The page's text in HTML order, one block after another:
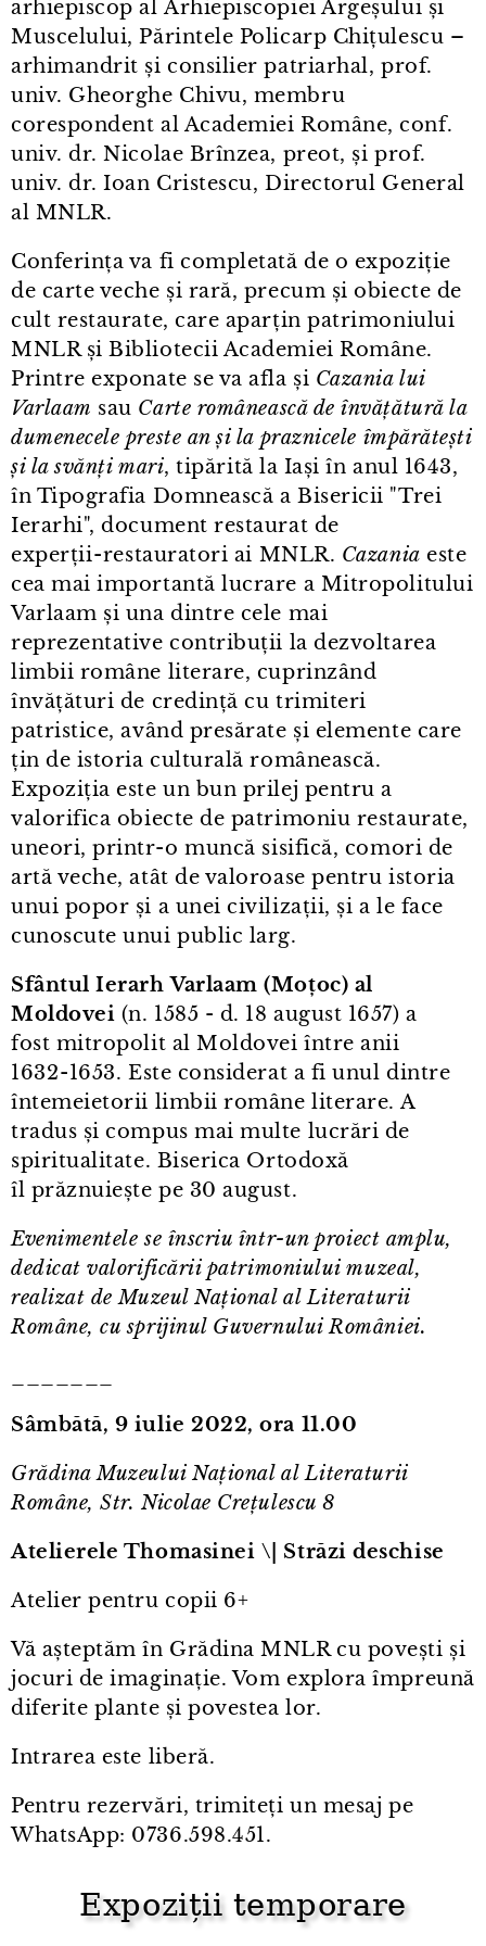
arhiepiscop al Arhiepiscopiei Argeșului și
Muscelului, Părintele Policarp Chițulescu –
arhimandrit și consilier patriarhal, prof.
univ. Gheorghe Chivu, membru
corespondent al Academiei Române, conf.
univ. dr. Nicolae Brînzea, preot, și prof.
univ. dr. Ioan Cristescu, Directorul General
al MNLR.
Conferința va fi completată de o expoziție
de carte veche și rară, precum și obiecte de
cult restaurate, care aparțin patrimoniului
MNLR și Bibliotecii Academiei Române.
Printre exponate se va afla și Cazania lui
Varlaam sau Carte românească de învățătură la
dumenecele preste an și la praznicele împărătești
și la svănți mari, tipărită la Iași în anul 1643,
în Tipografia Domnească a Bisericii "Trei
Ierarhi", document restaurat de
experții⁠-⁠restauratori ai MNLR. Cazania este
cea mai importantă lucrare a Mitropolitului
Varlaam și una dintre cele mai
reprezentative contribuții la dezvoltarea
limbii române literare, cuprinzând
învățături de credință cu trimiteri
patristice, având presărate și elemente care
țin de istoria culturală românească.
Expoziția este un bun prilej pentru a
valorifica obiecte de patrimoniu restaurate,
uneori, printr⁠-⁠o muncă sisifică, comori de
artă veche, atât de valoroase pentru istoria
unui popor și a unei civilizații, și a le face
cunoscute unui public larg.
Sfântul Ierarh Varlaam (Moțoc) al
Moldovei (n. 1585 - d. 18 august 1657) a
fost mitropolit al Moldovei între anii
1632⁠-⁠1653. Este considerat a fi unul dintre
întemeietorii limbii române literare. A
tradus și compus mai multe lucrări de
spiritualitate. Biserica Ortodoxă
îl prăznuiește pe 30 august.
Evenimentele se înscriu într⁠-⁠un proiect amplu,
dedicat valorificării patrimoniului muzeal,
realizat de Muzeul Național al Literaturii
Române, cu sprijinul Guvernului României.
Sâmbătă, 9 iulie 2022, ora 11.00
Grădina Muzeului Național al Literaturii
Române, Str. Nicolae Crețulescu 8
Atelierele Thomasinei \| Străzi deschise
Atelier pentru copii 6+
Vă așteptăm în Grădina MNLR cu povești și
jocuri de imaginație. Vom explora împreună
diferite plante și povestea lor.
Intrarea este liberă.
Pentru rezervări, trimiteți un mesaj pe
WhatsApp: 0736.598.451.
Expoziții temporare